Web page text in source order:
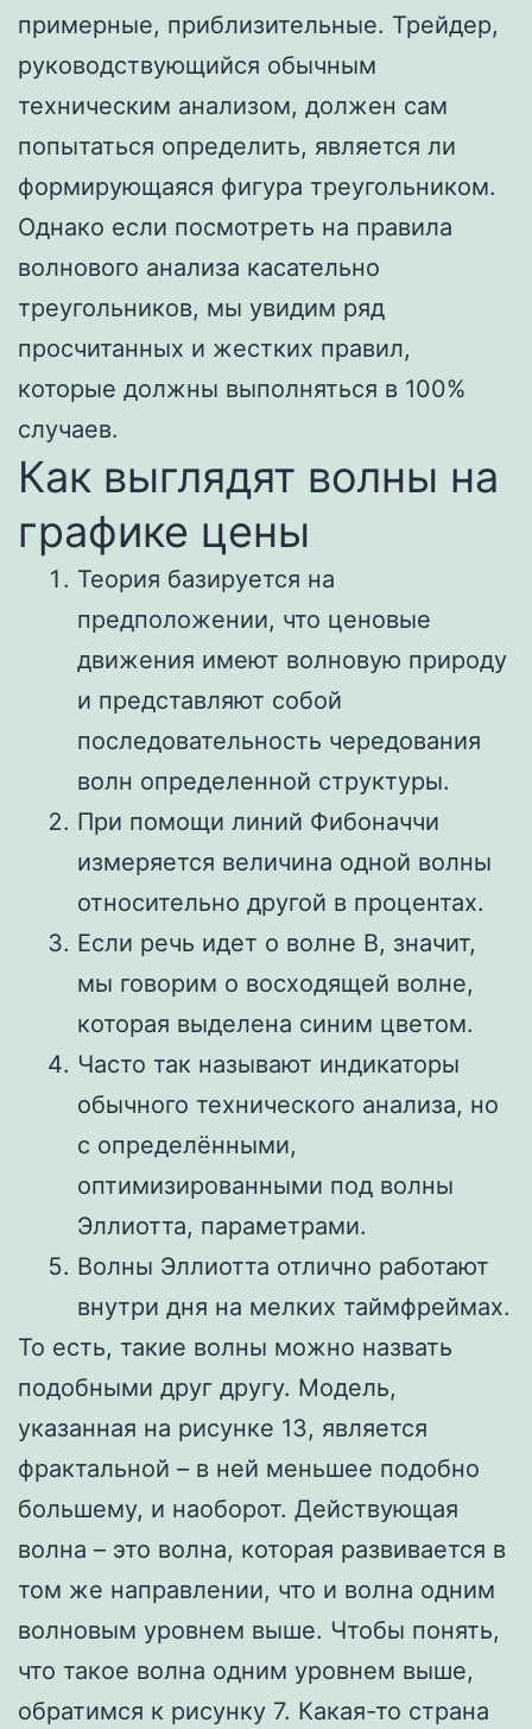
примерные, приблизительные. Трейдер,
руководствующийся обычным
техническим анализом, должен сам
попытаться определить, является ли
формирующаяся фигура треугольником.
Однако если посмотреть на правила
волнового анализа касательно
треугольников, мы увидим ряд
просчитанных и жестких правил,
которые должны выполняться в 100%
случаев.
Как выглядят волны на
графике цены
Теория базируется на
предположении, что ценовые
движения имеют волновую природу
и представляют собой
последовательность чередования
волн определенной структуры.
При помощи линий Фибоначчи
измеряется величина одной волны
относительно другой в процентах.
Если речь идет о волне В, значит,
мы говорим о восходящей волне,
которая выделена синим цветом.
Часто так называют индикаторы
обычного технического анализа, но
с определёнными,
оптимизированными под волны
Эллиотта, параметрами.
Волны Эллиотта отлично работают
внутри дня на мелких таймфреймах.
То есть, такие волны можно назвать
подобными друг другу. Модель,
указанная на рисунке 13, является
фрактальной – в ней меньшее подобно
большему, и наоборот. Действующая
волна – это волна, которая развивается в
том же направлении, что и волна одним
волновым уровнем выше. Чтобы понять,
что такое волна одним уровнем выше,
обратимся к рисунку 7. Какая-то страна